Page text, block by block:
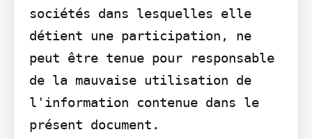
sociétés dans lesquelles elle
détient une participation, ne
peut être tenue pour responsable
de la mauvaise utilisation de
l'information contenue dans le
présent document.